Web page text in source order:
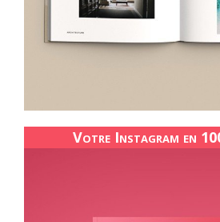
Votre Instagram en